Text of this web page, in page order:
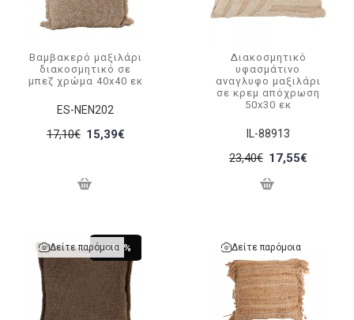
ES-NEN202
Βαμβακερό μαξιλάρι
διακοσμητικό σε
μπεζ χρώμα 40x40 εκ
17,10€ 15,39€ IL-88913
Διακοσμητικό
υφασμάτινο
αναγλυφο μαξιλάρι
σε κρεμ απόχρωση
50x30 εκ
23,40€ 17,55€
-20 %
Δείτε παρόμοια Δείτε παρόμοια